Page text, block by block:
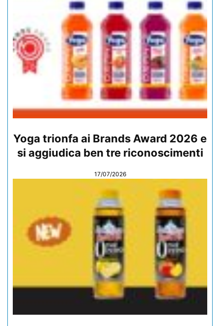
Yoga trionfa ai Brands Award 2026 e
si aggiudica ben tre riconoscimenti
17/07/2026